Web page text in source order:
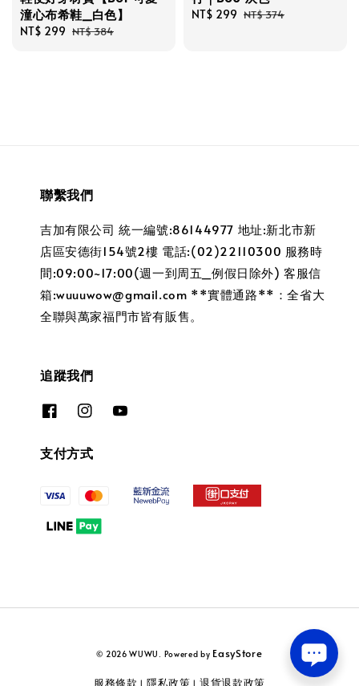
潼心布希鞋_白色】
Sale
NT$ 299 Regular
NT$ 384
Sale
NT$ 299 Regular
NT$ 374
聯繫我們
吉加有限公司 統一編號:86144977 地址:新北市新
店區安德街154號2樓 電話:(02)22110300 服務時
間:09:00~17:00(週一到周五_例假日除外) 客服信
箱:wuuuwow@gmail.com **實體通路**：全省大
全聯與萬家福門市皆有販售。
追蹤我們
支付方式
© 2026 WUWU. Powered by EasyStore
服務條款 隱私政策 退貨退款政策